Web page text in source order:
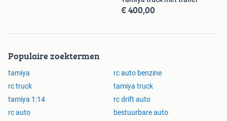
€ 400,00
Populaire zoektermen
tamiya
rc auto benzine
rc truck
tamiya truck
tamiya 1:14
rc drift auto
rc auto
bestuurbare auto